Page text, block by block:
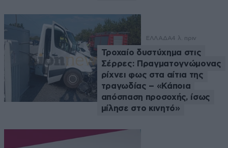
ΕΛΛΑΔΑ4 λ. πριν
Τροχαίο δυστύχημα στις
Σέρρες: Πραγματογνώμονας
ρίχνει φως στα αίτια της
τραγωδίας – «Κάποια
απόσπαση προσοχής, ίσως
μίλησε στο κινητό»